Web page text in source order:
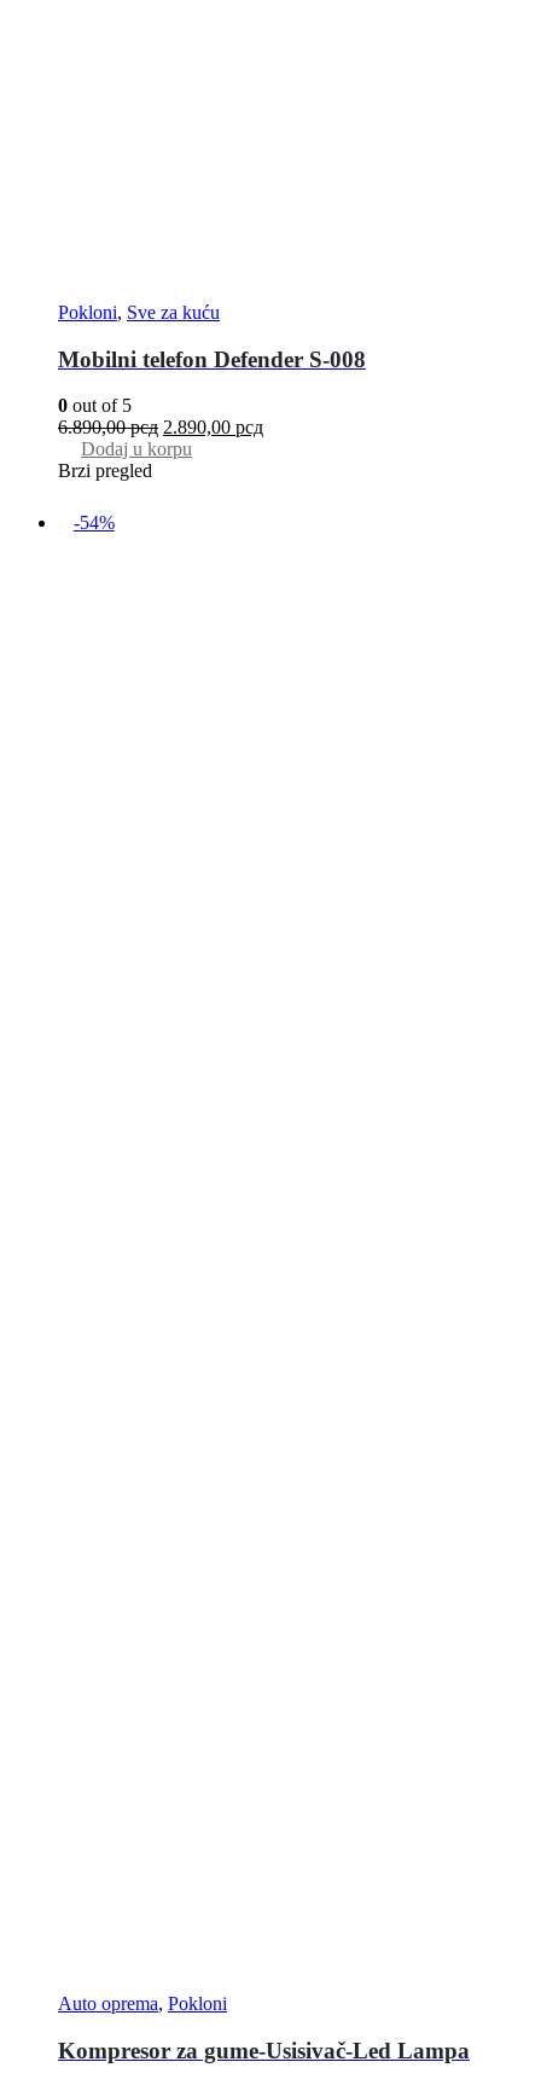
Pokloni, Sve za kuću
Mobilni telefon Defender S-008
0 out of 5
6.890,00рсд 2.890,00 рсд
Dodaj u korpu
Brzi pregled
-54%
Auto oprema, Pokloni
Kompresor za gume-Usisivač-Led Lampa